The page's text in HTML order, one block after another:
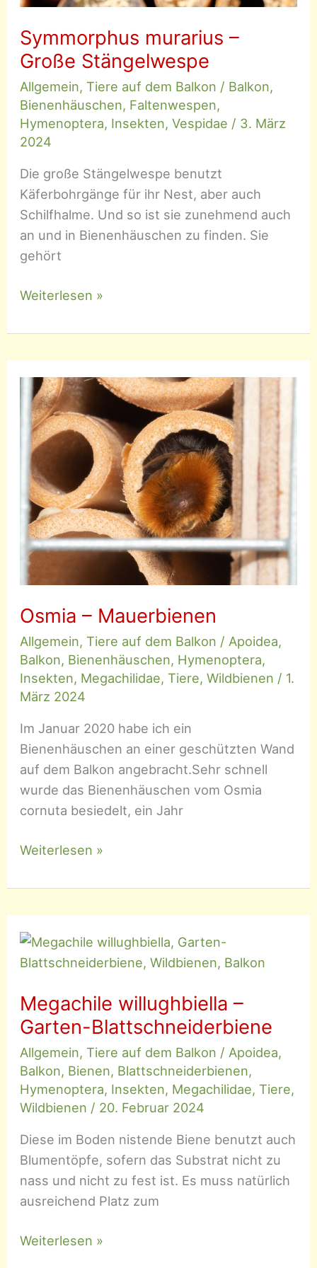
Symmorphus murarius –
Große Stängelwespe
Allgemein, Tiere auf dem Balkon / Balkon,
Bienenhäuschen, Faltenwespen,
Hymenoptera, Insekten,Vespidae / 3. März
2024
Die große Stängelwespe benutzt
Käferbohrgänge für ihr Nest, aber auch
Schilfhalme. Und so ist sie zunehmend auch
an und in Bienenhäuschen zu finden. Sie
gehört
Symmorphus
–
Stängelwespe
Weiterlesen »
Osmia – Mauerbienen
Allgemein, Tiere auf dem Balkon / Apoidea,
Balkon, Bienenhäuschen, Hymenoptera,
Insekten, Megachilidae, Tiere,Wildbienen / 1.
März 2024
Im Januar 2020 habe ich ein
Bienenhäuschen an einer geschützten Wand
auf dem Balkon angebracht.Sehr schnell
wurde das Bienenhäuschen vom Osmia
cornuta besiedelt, ein Jahr
Osmia
Mauerbienen
Weiterlesen »
Megachile willughbiella –
Garten-Blattschneiderbiene
Allgemein, Tiere auf dem Balkon / Apoidea,
Balkon, Bienen, Blattschneiderbienen,
Hymenoptera, Insekten, Megachilidae, Tiere,
Wildbienen / 20. Februar 2024
Diese im Boden nistende Biene benutzt auch
Blumentöpfe, sofern das Substrat nicht zu
nass und nicht zu fest ist. Es muss natürlich
ausreichend Platz zum
Megachile
Weiterlesen »